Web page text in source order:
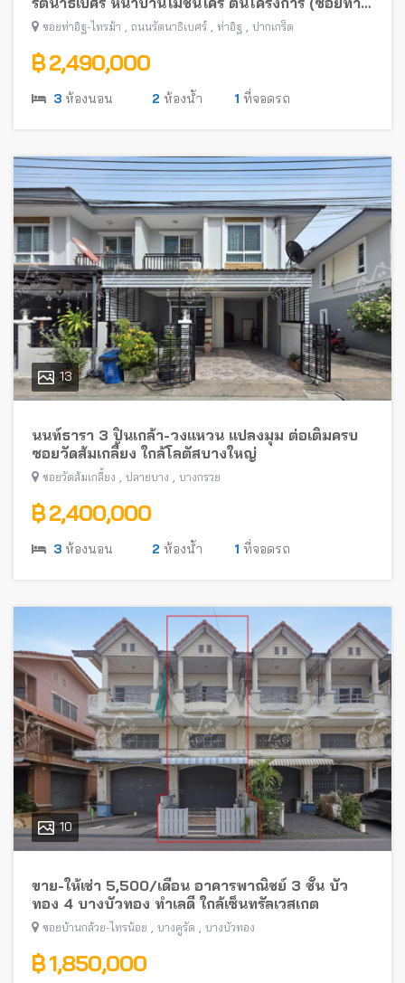
อิฐ-ไทรม้า) พร้อมอยู่ ใกล้รถไฟฟ้าสายสีม่วง
ซอยท่าอิฐ-ไทรม้า , ถนนรัตนาธิเบศร์ , ท่าอิฐ , ปากเกร็ด
฿ 2,490,000
3 ห้องนอน 2 ห้องน้ำ 1 ที่จอดรถ
13
นนท์ธารา 3 ปิ่นเกล้า-วงแหวน แปลงมุม ต่อเติมครบ
ซอยวัดส้มเกลี้ยง ใกล้โลตัสบางใหญ่
ซอยวัดส้มเกลี้ยง , ปลายบาง , บางกรวย
฿ 2,400,000
3 ห้องนอน 2 ห้องน้ำ 1 ที่จอดรถ
10
ขาย-ให้เช่า 5,500/เดือน อาคารพาณิชย์ 3 ชั้น บัว
ทอง 4 บางบัวทอง ทำเลดี ใกล้เซ็นทรัลเวสเกต
ซอยบ้านกล้วย-ไทรน้อย , บางคูรัด , บางบัวทอง
฿ 1,850,000